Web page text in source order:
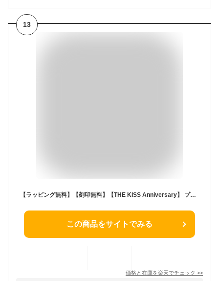
13
【ラッピング無料】【刻印無料】【THE KISS Anniversary】 プラチナ マリッジ リング 結婚指輪 ペアリング THE KISS ザキッス リング・指輪 7061116061-7061116062 セット シンプル 男性 女性 2個セット ブライダル
この商品をサイトでみる
価格と在庫を楽天でチェック >>